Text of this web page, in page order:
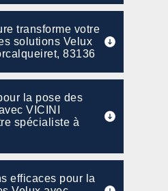
transforme votre
solutions Velux
83136
la pose des
VICINI
spécialiste à
efficaces pour la